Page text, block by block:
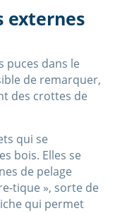
externes
puces dans le
de remarquer,
des crottes de
qui se
bois. Elles se
de pelage
tique », sorte de
qui permet